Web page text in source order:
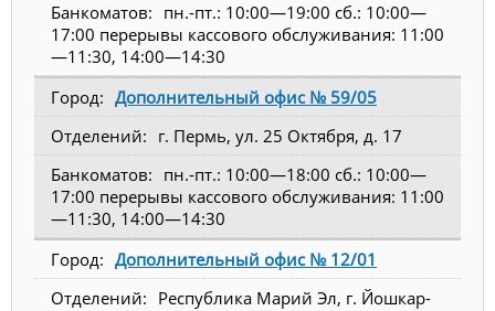
пн.-пт.: 10:00—19:00 сб.: 10:00—
17:00 перерывы кассового обслуживания: 11:00
—11:30, 14:00—14:30
Дополнительный офис № 59/05
г. Пермь, ул. 25 Октября, д. 17
пн.-пт.: 10:00—18:00 сб.: 10:00—
17:00 перерывы кассового обслуживания: 11:00
—11:30, 14:00—14:30
Дополнительный офис № 12/01
Республика Марий Эл, г. Йошкар-